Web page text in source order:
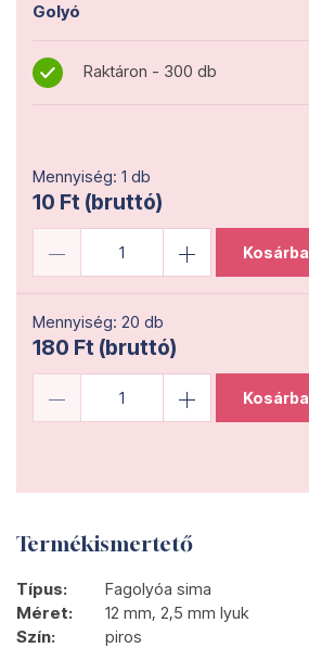
Golyó
Raktáron - 300 db
Mennyiség: 1 db
10 Ft (bruttó)
Kosárba
Mennyiség: 20 db
180 Ft (bruttó)
Kosárba
Termékismertető
Típus:
Fagolyóa sima
Méret:
12 mm, 2,5 mm lyuk
Szín:
piros